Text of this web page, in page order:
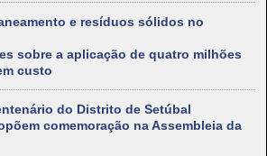
e resíduos sólidos no
sobre a aplicação de quatro milhões
custo
do Distrito de Setúbal
comemoração na Assembleia da